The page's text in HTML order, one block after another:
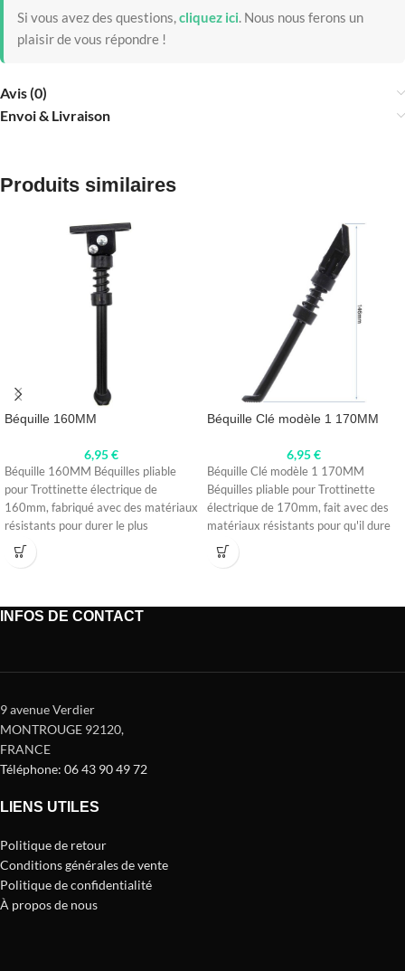
Si vous avez des questions,cliquez ici. Nous nous ferons un
plaisir de vous répondre !
Avis (0)
Envoi & Livraison
Produits similaires
Béquille 160MM
6,95€
Béquille 160MM Béquilles pliable
pour Trottinette électrique de
160mm, fabriqué avec des matériaux
résistants pour durer le plus
longtemps possible.
Béquille Clé modèle 1 170MM
6,95€
Béquille Clé modèle 1 170MM
Béquilles pliable pour Trottinette
électrique de 170mm, fait avec des
matériaux résistants pour qu'il dure
INFOS DE CONTACT
9 avenue Verdier
MONTROUGE 92120,
FRANCE
Téléphone: 06 43 90 49 72
LIENS UTILES
Politique de retour
Conditions générales de vente
Politique de confidentialité
À propos de nous